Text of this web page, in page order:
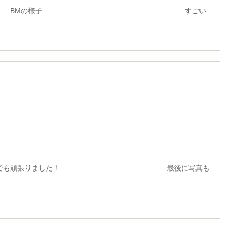
様子 すごい
頑張りました！ 最後に写真も